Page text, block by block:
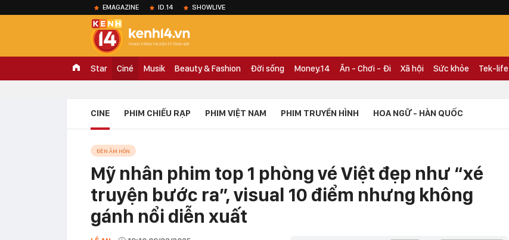
EMAGAZINE ID.14 SHOWLIVE
Star Ciné Musik Beauty & Fashion Đời sống Money.14 Ăn - Chơi - Đi Xã hội Sức khỏe Tek-life
CINE PHIM CHIẾU RẠP PHIM VIỆT NAM PHIM TRUYỀN HÌNH HOA NGỮ - HÀN QUỐC
ĐÈN ÂM HỒN
Mỹ nhân phim top 1 phòng vé Việt đẹp như “xé
truyện bước ra”, visual 10 điểm nhưng không
gánh nổi diễn xuất